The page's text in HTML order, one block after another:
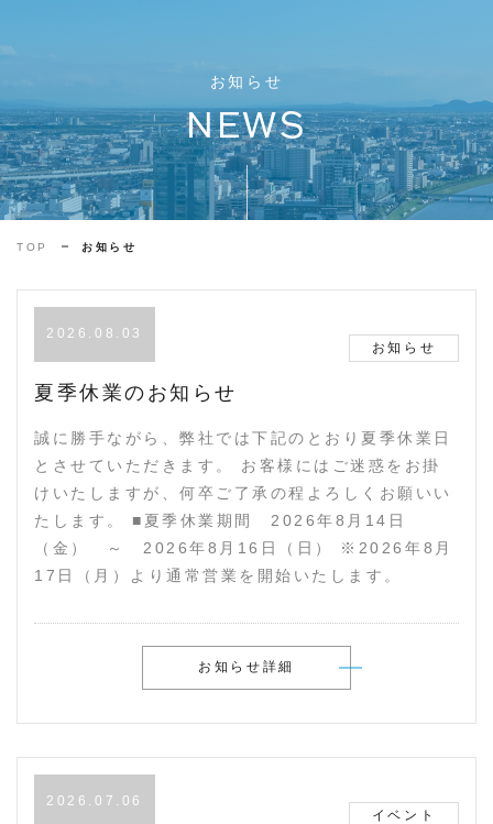
お知らせ
NEWS
TOP お知らせ
2026.08.03
お知らせ
夏季休業のお知らせ
誠に勝手ながら、弊社では下記のとおり夏季休業日
とさせていただきます。 お客様にはご迷惑をお掛
けいたしますが、何卒ご了承の程よろしくお願いい
たします。 ■夏季休業期間 2026年8月14日
（金） ～ 2026年8月16日（日） ※2026年8月
17日（月）より通常営業を開始いたします。
お知らせ詳細
2026.07.06
イベント